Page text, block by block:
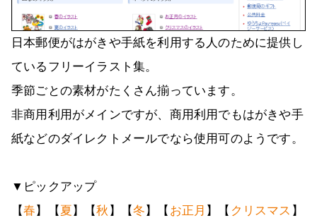
日本郵便がはがきや手紙を利用する人のために提供し
ているフリーイラスト集。
季節ごとの素材がたくさん揃っています。
非商用利用がメインですが、商用利用でもはがきや手
紙などのダイレクトメールでなら使用可のようです。
▼ピックアップ
【春 】【 夏 】【秋 】【冬 】【 お正月 】【 クリスマス 】